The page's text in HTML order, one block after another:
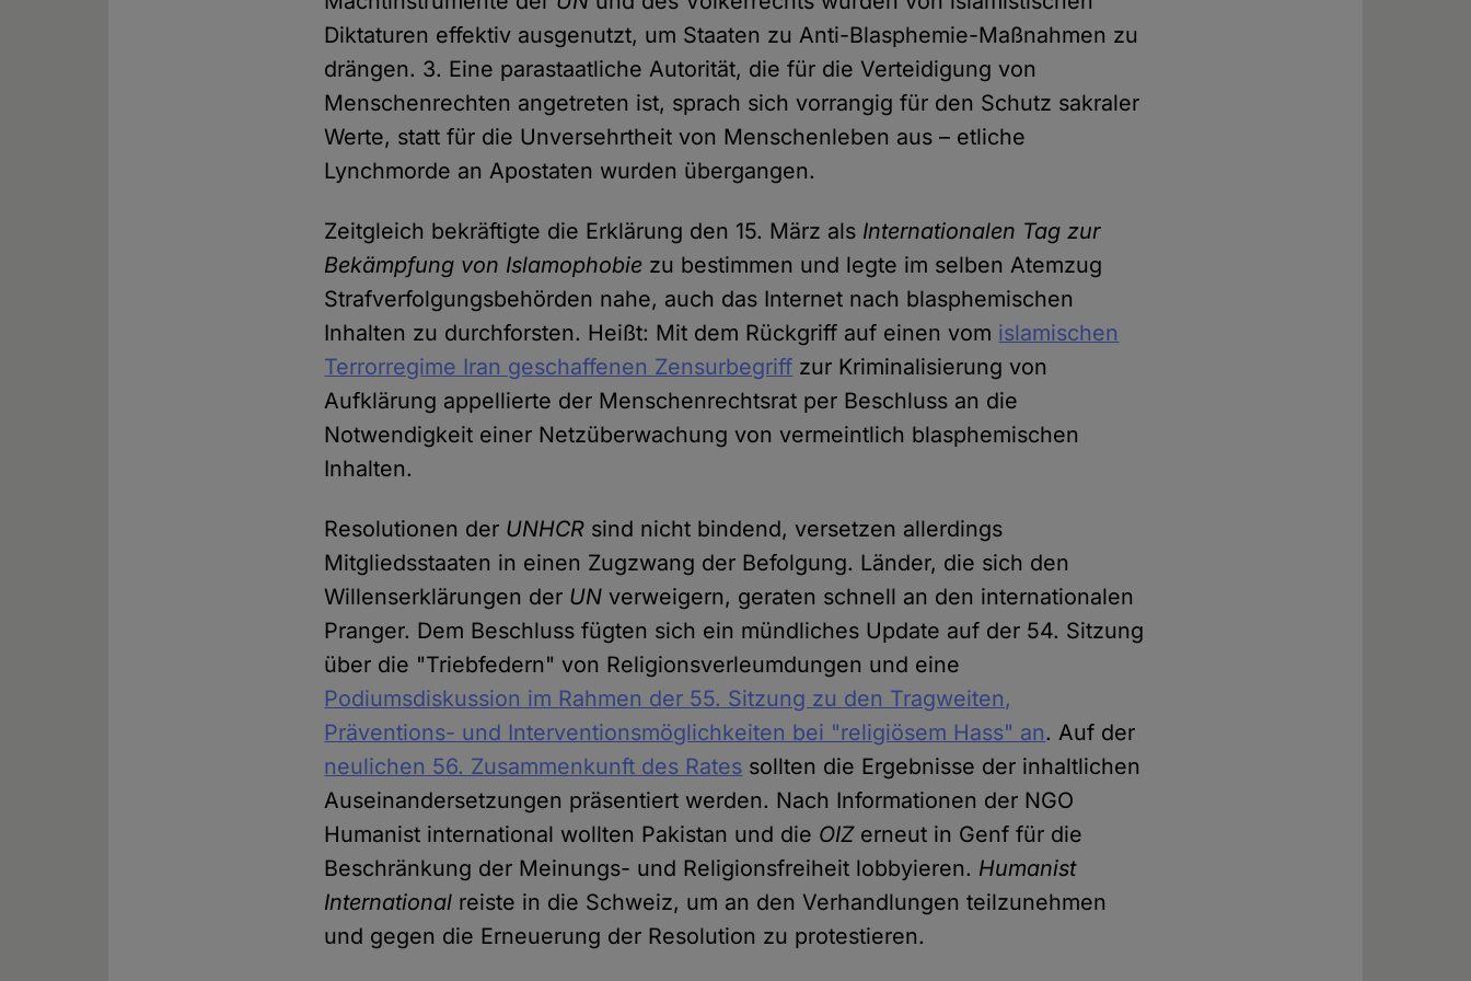
Diktaturen effektiv ausgenutzt, um Staaten zu Anti-Blasphemie-Maßnahmen zu
drängen. 3. Eine parastaatliche Autorität, die für die Verteidigung von
Menschenrechten angetreten ist, sprach sich vorrangig für den Schutz sakraler
Werte, statt für die Unversehrtheit von Menschenleben aus – etliche
Lynchmorde an Apostaten wurden übergangen.
Zeitgleich bekräftigte die Erklärung den 15. März als Internationalen Tag zur
Bekämpfung von Islamophobie zu bestimmen und legte im selben Atemzug
Strafverfolgungsbehörden nahe, auch das Internet nach blasphemischen
Inhalten zu durchforsten. Heißt: Mit dem Rückgriff auf einen vom islamischen
Terrorregime Iran geschaffenen Zensurbegriff zur Kriminalisierung von
Aufklärung appellierte der Menschenrechtsrat per Beschluss an die
Notwendigkeit einer Netzüberwachung von vermeintlich blasphemischen
Inhalten.
Resolutionen der UNHCR sind nicht bindend, versetzen allerdings
Mitgliedsstaaten in einen Zugzwang der Befolgung. Länder, die sich den
Willenserklärungen der UN verweigern, geraten schnell an den internationalen
Pranger. Dem Beschluss fügten sich ein mündliches Update auf der 54. Sitzung
über die "Triebfedern" von Religionsverleumdungen und eine
Podiumsdiskussion im Rahmen der 55. Sitzung zu den Tragweiten,
Präventions- und Interventionsmöglichkeiten bei "religiösem Hass" an. Auf der
neulichen 56. Zusammenkunft des Rates sollten die Ergebnisse der inhaltlichen
Auseinandersetzungen präsentiert werden. Nach Informationen der NGO
Humanist international wollten Pakistan und die OIZerneut in Genf für die
Beschränkung der Meinungs- und Religionsfreiheit lobbyieren. Humanist
International reiste in die Schweiz, um an den Verhandlungen teilzunehmen
und gegen die Erneuerung der Resolution zu protestieren.